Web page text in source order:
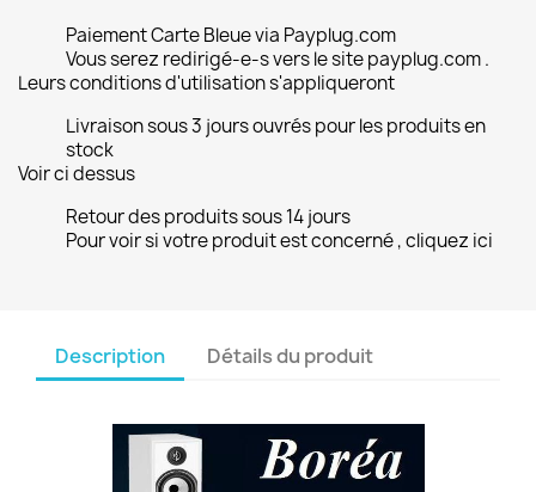
Paiement Carte Bleue via Payplug.com
Vous serez redirigé-e-s vers le site payplug.com .
Leurs conditions d'utilisation s'appliqueront
Livraison sous 3 jours ouvrés pour les produits en
stock
Voir ci dessus
Retour des produits sous 14 jours
Pour voir si votre produit est concerné , cliquez ici
Description Détails du produit